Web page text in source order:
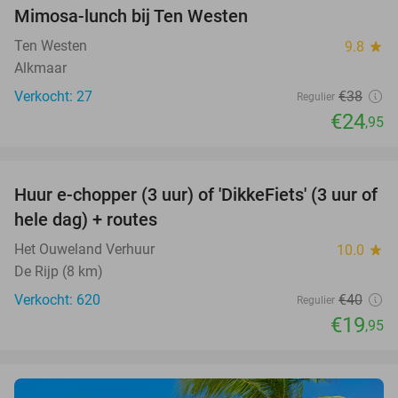
Mimosa-lunch bij Ten Westen
Ten Westen 9.8 star
Alkmaar
Verkocht: 27
Regulier €38
€24,95
50%
Huur e-chopper (3 uur) of 'DikkeFiets' (3 uur of
hele dag) + routes
Het Ouweland Verhuur 10.0 star
De Rijp (8 km)
Verkocht: 620
Regulier €40
€19,95